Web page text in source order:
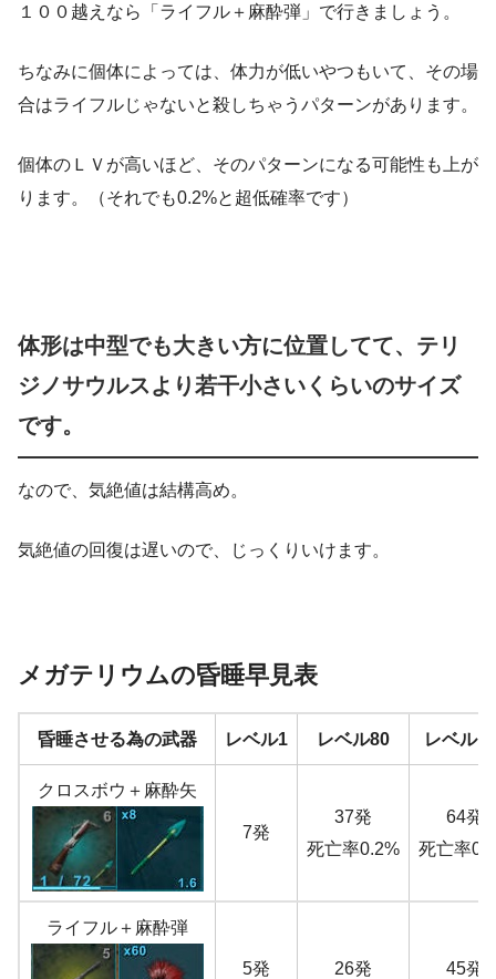
１００越えなら「ライフル＋麻酔弾」で行きましょう。
ちなみに個体によっては、体力が低いやつもいて、その場
合はライフルじゃないと殺しちゃうパターンがあります。
個体のＬＶが高いほど、そのパターンになる可能性も上が
ります。（それでも0.2%と超低確率です）
体形は中型でも大きい方に位置してて、テリ
ジノサウルスより若干小さいくらいのサイズ
です。
なので、気絶値は結構高め。
気絶値の回復は遅いので、じっくりいけます。
メガテリウムの昏睡早見表
昏睡させる為の武器 レベル1 レベル80 レベル
クロスボウ＋麻酔矢
7発
37発
死亡率0.2%
64発
死亡率
ライフル＋麻酔弾
5発 26発 45発